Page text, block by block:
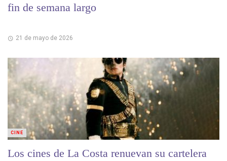
fin de semana largo
21 de mayo de 2026
Los cines de La Costa renuevan su cartelera
CINE